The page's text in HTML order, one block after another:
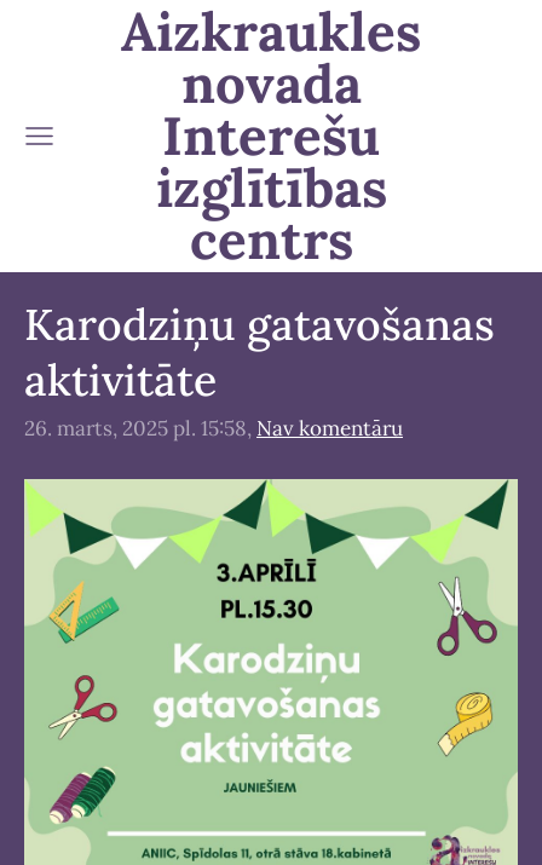
Aizkraukles
novada
Interešu
izglītības
centrs
Karodziņu gatavošanas
aktivitāte
26. marts, 2025 pl. 15:58, Nav komentāru